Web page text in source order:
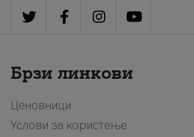
Брзи линкови
Ценовници
Услови за користење